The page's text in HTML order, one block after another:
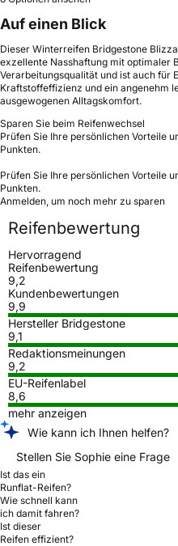
Auf einen Blick
Dieser Winterreifen Bridgestone
exzellente Nasshaftung mit optimaler
Verarbeitungsqualität und ist auch für
Kraftstoffeffizienz und ein angenehm
ausgewogenen Alltagskomfort.
Sparen Sie beim Reifenwechsel
Prüfen Sie Ihre persönlichen Vorteile
Punkten.
Prüfen Sie Ihre persönlichen Vorteile
Punkten.
Anmelden, um noch mehr zu sparen
Reifenbewertung
Hervorragend
Reifenbewertung
9,2
Kundenbewertungen
9,9
Hersteller Bridgestone
9,1
Redaktionsmeinungen
9,2
EU-Reifenlabel
8,6
mehr anzeigen
Wie kann ich Ihnen helfen?
Stellen Sie Sophie eine Frage
Ist das ein
Runflat-Reifen?
Wie schnell kann
ich damit fahren?
Ist dieser
Reifen effizient?